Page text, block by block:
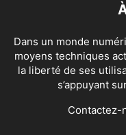
Dans un monde
moyens techniques
la liberté de ses
s’appuyant
Contactez-